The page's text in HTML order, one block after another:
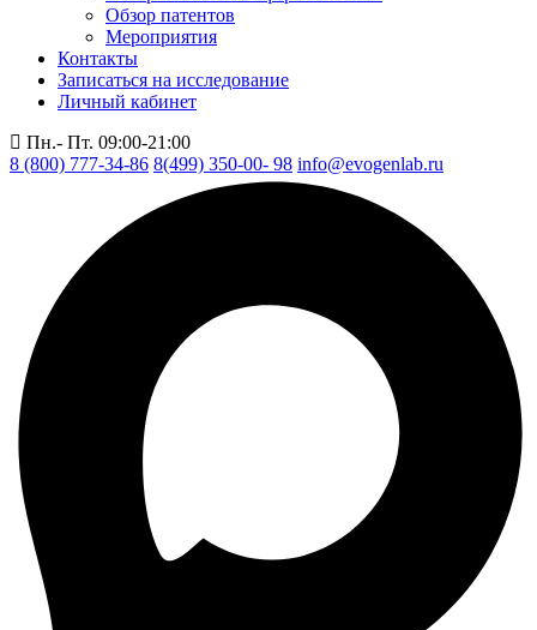
Обзор патентов
Мероприятия
Контакты
Записаться на исследование
Личный кабинет
Пн.- Пт. 09:00-21:00
8 (800) 777-34-86 8(499) 350-00- 98 info@evogenlab.ru